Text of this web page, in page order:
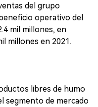
del grupo
operativo del
mil millones, en
millones en 2021.
libres de humo
segmento de mercado